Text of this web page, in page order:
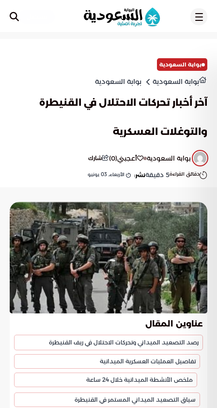
بوابة السعودية
بوابة السعودية بوابة السعودية
آخر أخبار تحركات الاحتلال في القنيطرة
والتوغلات العسكرية
بوابة السعودية أعجبني(
0
) شارك
دقائق القراءة5 دقيقةنشر: الأربعاء, 03 يونيو
عناوين المقال
رصد التصعيد الميداني وتحركات الاحتلال في ريف القنيطرة
تفاصيل العمليات العسكرية الميدانية
ملخص الأنشطة الميدانية خلال 24 ساعة
سياق التصعيد الميداني المستمر في القنيطرة